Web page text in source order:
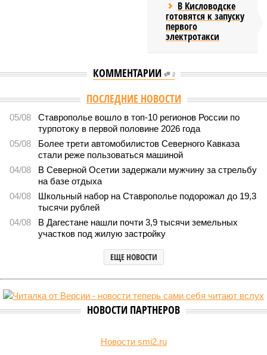
В Кисловодске
готовятся к запуску
первого
электротакси
КОММЕНТАРИИ 0
ПОСЛЕДНИЕ НОВОСТИ
05/08
Ставрополье вошло в топ-10 регионов России по
турпотоку в первой половине 2026 года
05/08
Более трети автомобилистов Северного Кавказа
стали реже пользоваться машиной
04/08
В Северной Осетии задержали мужчину за стрельбу
на базе отдыха
04/08
Школьный набор на Ставрополье подорожал до 19,3
тысячи рублей
04/08
В Дагестане нашли почти 3,9 тысячи земельных
участков под жилую застройку
ЕЩЕ НОВОСТИ
НОВОСТИ ПАРТНЕРОВ
Новости smi2.ru